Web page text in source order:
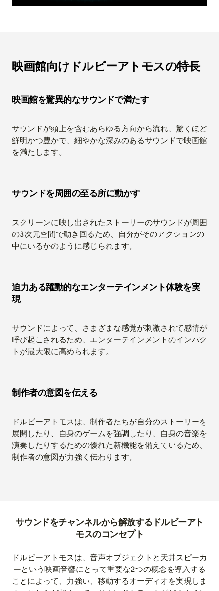
映画館向けドルビーアトモスの特長
映画館を驚異的なサウンドで満たす
サウンドが頭上を含むあらゆる方向から流れ、驚くほど
鮮明かつ豊かで、細やかな深みのあるサウンドで映画館
を満たします。
サウンドを周囲の至る所に動かす
スクリーンに映し出されたストーリーのサウンドが周囲
の3次元空間で動き回るため、自分がそのアクションの
中にいるかのように感じられます。
迫力ある躍動的なエンターテインメント体験を実
現
サウンドによって、さまざまな感覚が刺激されて感情が
呼び起こされるため、エンターテインメントのインパク
トが最大限に高められます。
制作者の意図を伝える
ドルビーアトモスは、制作者たちが自分のストーリーを
展開したり、自身のゲームを強調したり、自身の音楽を
演奏したりするための優れた新機能を備えているため、
制作者の意図が力強く伝わります。
サウンドをチャンネルから解放するドルビーアト
モスのコンセプト
ドルビーアトモスは、音声オブジェクトと天井スピーカ
ーという映画音響にとって重要な2つの概念を導入する
ことによって、力強い、移動するオーディオを実現しま